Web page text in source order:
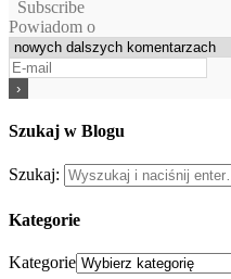
Subscribe
Powiadom o
Szukaj w Blogu
Szukaj:
Kategorie
Kategorie